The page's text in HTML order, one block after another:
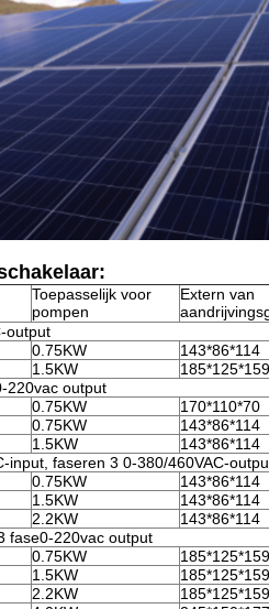
Toepasselijk voor
pompen
Extern van
output
0.75KW 143*86*114
1.5KW 185*125*159
220vac output
0.75KW 170*110*70
0.75KW 143*86*114
1.5KW 143*86*114
input, faseren 3 0-380/460VAC-
0.75KW 143*86*114
1.5KW 143*86*114
2.2KW 143*86*114
fase0-220vac output
0.75KW 185*125*159
1.5KW 185*125*159
2.2KW 185*125*159